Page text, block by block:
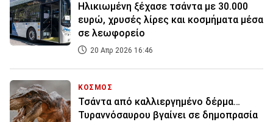
Ηλικιωμένη ξέχασε τσάντα με 30.000
ευρώ, χρυσές λίρες και κοσμήματα μέσα
σε λεωφορείο
20 Απρ 2026 16:46
ΚΟΣΜΟΣ
Τσάντα από καλλιεργημένο δέρμα…
Τυραννόσαυρου βγαίνει σε δημοπρασία